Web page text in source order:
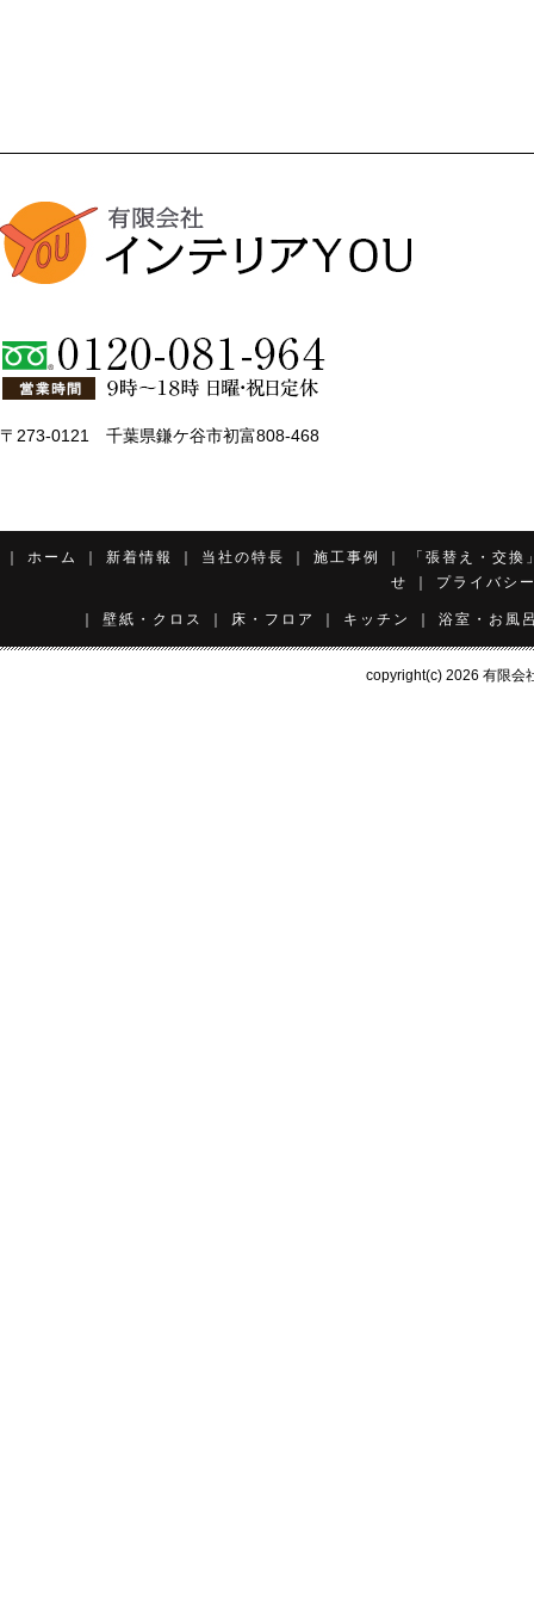
〒273-0121 千葉県鎌ケ谷市初富808-468
ホーム 新着情報 当社の特長 施工事例
「張替え・交
せ
プライバシ
壁紙・クロス 床・フロア キッチン 浴室・お風
copyright(c) 2026 有限会